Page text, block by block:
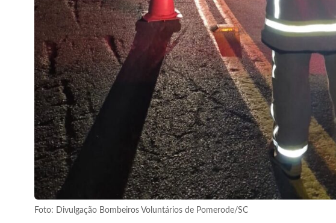
Foto: Divulgação Bombeiros Voluntários de Pomerode/SC